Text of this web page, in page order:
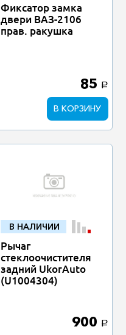
Фиксатор замка
двери ВАЗ-2106
прав. ракушка
85 a
В КОРЗИНУ
В НАЛИЧИИ
Рычаг
стеклоочистителя
задний UkorAuto
(U1004304)
900 a